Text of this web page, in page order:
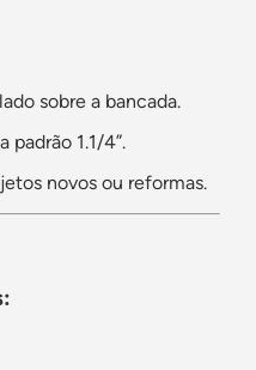
sobre a bancada.
1.1/4”.
novos ou reformas.